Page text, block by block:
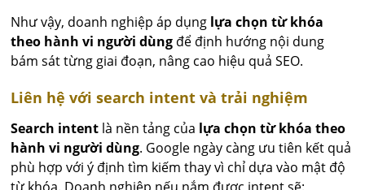
Như vậy, doanh nghiệp áp dụng lựa chọn từ khóa
theo hành vi người dùng để định hướng nội dung
bám sát từng giai đoạn, nâng cao hiệu quả SEO.
Liên hệ với search intent và trải nghiệm
Search intent là nền tảng của lựa chọn từ khóa theo
hành vi người dùng. Google ngày càng ưu tiên kết quả
phù hợp với ý định tìm kiếm thay vì chỉ dựa vào mật độ